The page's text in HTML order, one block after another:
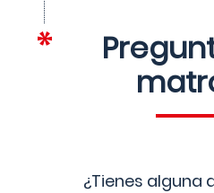
¿Tienes alguna